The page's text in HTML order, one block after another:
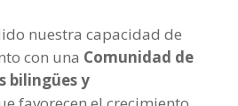
nuestra capacidad de
con una Comunidad de
bilingües y